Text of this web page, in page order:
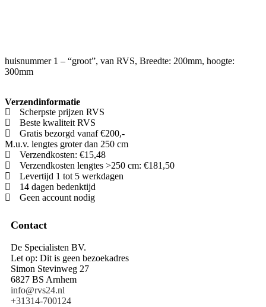
huisnummer 1 – “groot”, van RVS, Breedte: 200mm, hoogte:
300mm
Verzendinformatie
Scherpste prijzen RVS
Beste kwaliteit RVS
Gratis bezorgd vanaf €200,-
M.u.v. lengtes groter dan 250 cm
Verzendkosten: €15,48
Verzendkosten lengtes >250 cm: €181,50
Levertijd 1 tot 5 werkdagen
14 dagen bedenktijd
Geen account nodig
Contact
De Specialisten BV.
Let op: Dit is geen bezoekadres
Simon Stevinweg 27
6827 BS Arnhem
info@rvs24.nl
+31314-700124